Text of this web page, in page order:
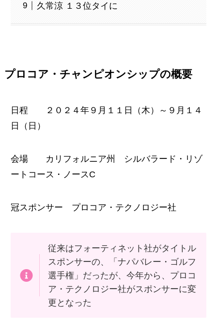
久常涼 １３位タイに
プロコア・チャンピオンシップの概要
日程 ２０２４年９月１１日（木）～９月１４
日（日）
会場 カリフォルニア州 シルバラード・リゾ
ートコース・ノースC
冠スポンサー プロコア・テクノロジー社
従来はフォーティネット社がタイトル
スポンサーの、「ナパバレー・ゴルフ
選手権」だったが、今年から、プロコ
ア・テクノロジー社がスポンサーに変
更となった